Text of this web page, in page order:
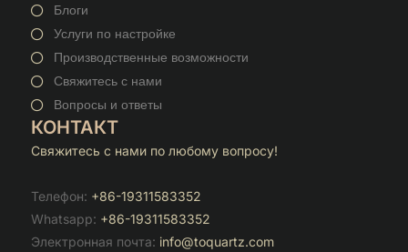
Блоги
Услуги по настройке
Производственные возможности
Свяжитесь с нами
Вопросы и ответы
КОНТАКТ
Свяжитесь с нами по любому вопросу!
Телефон: +86-19311583352
Whatsapp: +86-19311583352
Электронная почта: info@toquartz.com